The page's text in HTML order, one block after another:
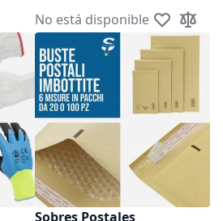
No está disponible Añadir a la
Añadir
Sobres Postales